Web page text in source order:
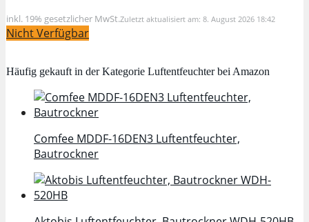
inkl. 19% gesetzlicher MwSt.Zuletzt aktualisiert am: 8. August 2026 18:42
Nicht Verfügbar
Häufig gekauft in der Kategorie Luftentfeuchter bei Amazon
Comfee MDDF-16DEN3 Luftentfeuchter,
Bautrockner